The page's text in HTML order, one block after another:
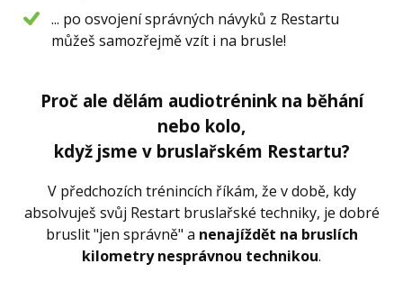
... po osvojení správných návyků z Restartu
můžeš samozřejmě vzít i na brusle!
Proč ale dělám audiotrénink na běhání
nebo kolo,
když jsme v bruslařském Restartu?
V předchozích trénincích říkám, že v době, kdy
absolvuješ svůj Restart bruslařské techniky, je dobré
bruslit "jen správně" a nenajíždět na bruslích
kilometry nesprávnou technikou.